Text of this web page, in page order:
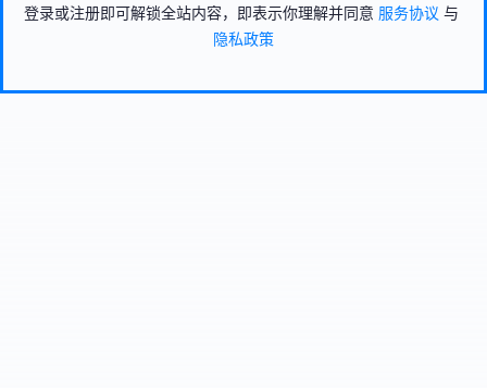
登录或注册即可解锁全站内容，即表示你理解并同意 服务协议 与
隐私政策